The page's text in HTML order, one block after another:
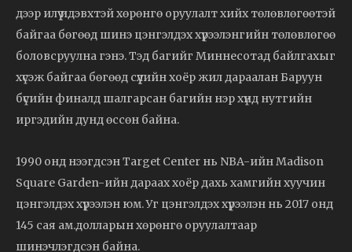
дээр илүү идэвхтэй хөрөнгө оруулалт хийх төлөвлөгөөтэй
байгаа бөгөөд шинэ цэнгэлдэх хүрээлэнгийн төлөвлөгөө
боловсруулна гэнэ. Тэд багийг Миннесотад байлгахыг
хүсэж байгаа бөгөөд сүүлийн хоёр жил дараалан Баруун
бүсийн финалд шалгарсан багийн нэр хүнд нутгийн
иргэдийн дунд өссөн байна.
1990 онд нээгдсэн Target Center нь NBA-ийн Madison
Square Garden-ийн дараах хоёр дахь хамгийн хуучин
цэнгэлдэх хүрээлэн юм. Уг цэнгэлдэх хүрээлэн нь 2017 онд
145 сая ам.долларын хөрөнгө оруулалтаар
шинэчлэгдсэн байна.